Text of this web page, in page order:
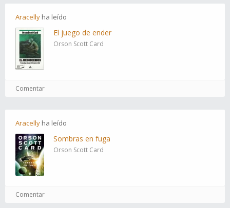
Aracelly ha leído
El juego de ender
Orson Scott Card
Comentar
Aracelly ha leído
Sombras en fuga
Orson Scott Card
Comentar